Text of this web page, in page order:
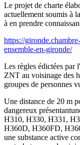
Le projet de charte
actuellement soumis à
à en prendre
https://
ensemble-en-gironde/
Les règles édictées par
ZNT au voisinage des
groupes de personnes
Une distance de 20 m
dangereux
H310, H330, H331,
H360D, H360FD,
une substance active